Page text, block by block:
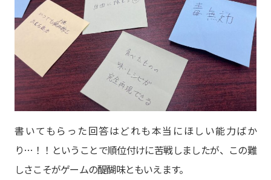
書いてもらった回答はどれも本当にほしい能力ばか
り…！！ということで順位付けに苦戦しましたが、この難
しさこそがゲームの醍醐味ともいえます。